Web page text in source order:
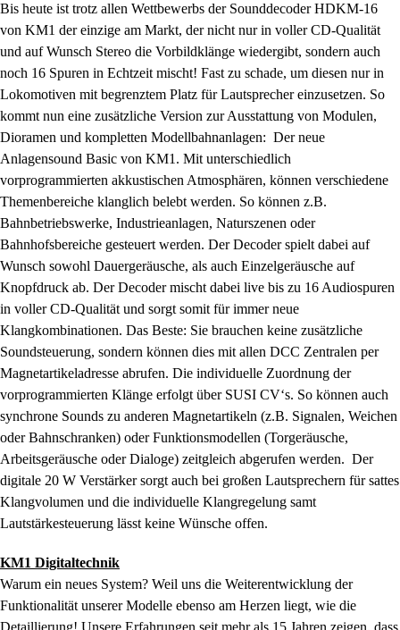
Bis heute ist trotz allen Wettbewerbs der Sounddecoder HDKM-16
von KM1 der einzige am Markt, der nicht nur in voller CD-Qualität
und auf Wunsch Stereo die Vorbildklänge wiedergibt, sondern auch
noch 16 Spuren in Echtzeit mischt! Fast zu schade, um diesen nur in
Lokomotiven mit begrenztem Platz für Lautsprecher einzusetzen. So
kommt nun eine zusätzliche Version zur Ausstattung von Modulen,
Dioramen und kompletten Modellbahnanlagen: Der neue
Anlagensound Basic von KM1. Mit unterschiedlich
vorprogrammierten akkustischen Atmosphären, können verschiedene
Themenbereiche klanglich belebt werden. So können z.B.
Bahnbetriebswerke, Industrieanlagen, Naturszenen oder
Bahnhofsbereiche gesteuert werden. Der Decoder spielt dabei auf
Wunsch sowohl Dauergeräusche, als auch Einzelgeräusche auf
Knopfdruck ab. Der Decoder mischt dabei live bis zu 16 Audiospuren
in voller CD-Qualität und sorgt somit für immer neue
Klangkombinationen. Das Beste: Sie brauchen keine zusätzliche
Soundsteuerung, sondern können dies mit allen DCC Zentralen per
Magnetartikeladresse abrufen. Die individuelle Zuordnung der
vorprogrammierten Klänge erfolgt über SUSI CV‘s. So können auch
synchrone Sounds zu anderen Magnetartikeln (z.B. Signalen, Weichen
oder Bahnschranken) oder Funktionsmodellen (Torgeräusche,
Arbeitsgeräusche oder Dialoge) zeitgleich abgerufen werden. Der
digitale 20 W Verstärker sorgt auch bei großen Lautsprechern für sattes
Klangvolumen und die individuelle Klangregelung samt
Lautstärkesteuerung lässt keine Wünsche offen.
KM1 Digitaltechnik
Warum ein neues System? Weil uns die Weiterentwicklung der
Funktionalität unserer Modelle ebenso am Herzen liegt, wie die
Detaillierung! Unsere Erfahrungen seit mehr als 15 Jahren zeigen, dass